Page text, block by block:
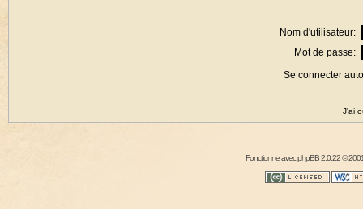
Nom d'utilisateur:
Mot de passe:
Se connecter
J'ai
Fonctionne avecphpBB2.0.22 ©